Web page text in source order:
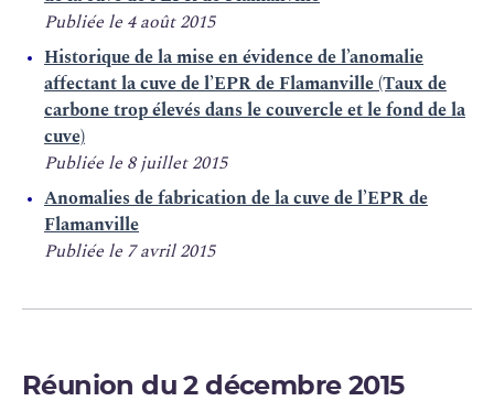
Publiée le 4 août 2015
Historique de la mise en évidence de l’anomalie
affectant la cuve de l’EPR de Flamanville (Taux de
carbone trop élevés dans le couvercle et le fond de la
cuve)
Publiée le 8 juillet 2015
Anomalies de fabrication de la cuve de l’EPR de
Flamanville
Publiée le 7 avril 2015
Réunion du 2 décembre 2015